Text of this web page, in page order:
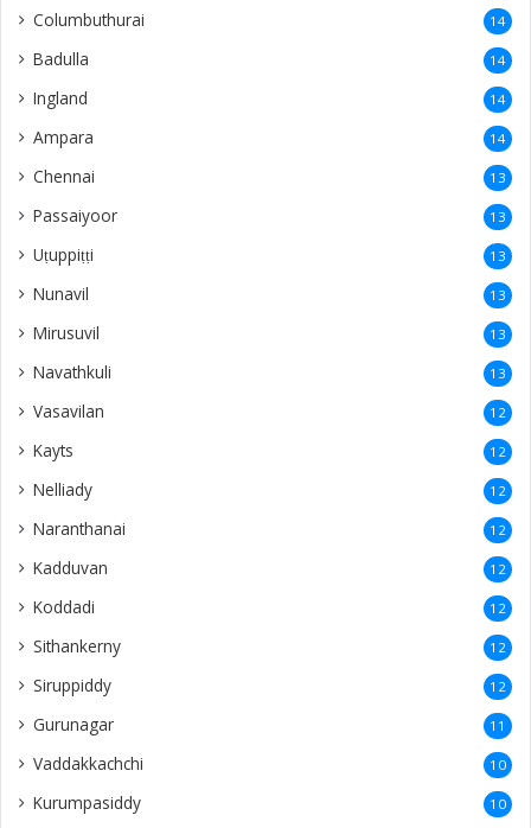
Columbuthurai 14
Badulla 14
Ingland 14
Ampara 14
Chennai 13
Passaiyoor 13
Uṭuppiṭṭi 13
Nunavil 13
Mirusuvil 13
Navathkuli 13
Vasavilan 12
Kayts 12
Nelliady 12
Naranthanai 12
Kadduvan 12
Koddadi 12
Sithankerny 12
Siruppiddy 12
Gurunagar 11
Vaddakkachchi 10
Kurumpasiddy 10